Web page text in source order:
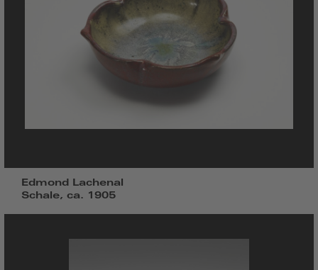
Edmond Lachenal
Schale, ca. 1905